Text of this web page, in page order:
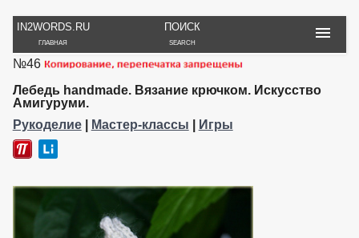
IN2WORDS.RU
ГЛАВНАЯ
ПОИСК
SEARCH
РУКОДЕЛИЕ ТОВАРЫ ПУТЕШЕСТВИЯ
ИГРЫ
№46
Лебедь handmade. Вязание крючком. Искусство
Амигуруми.
Рукоделие| Мастер-классы Игры